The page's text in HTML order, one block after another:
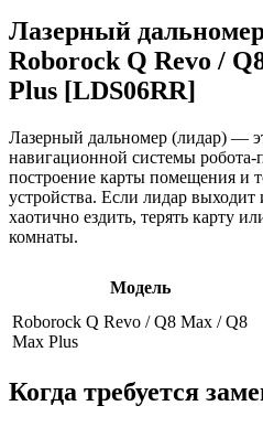
Лазерный
Roborock Q Revo /
Plus [LDS06RR]
Лазерный дальномер (лидар) —
навигационной системы робота-
построение карты помещения и
устройства. Если лидар выходит
хаотично ездить, терять карту
комнаты.
Модель
Roborock Q Revo / Q8 Max / Q8
Max Plus
Когда требуется